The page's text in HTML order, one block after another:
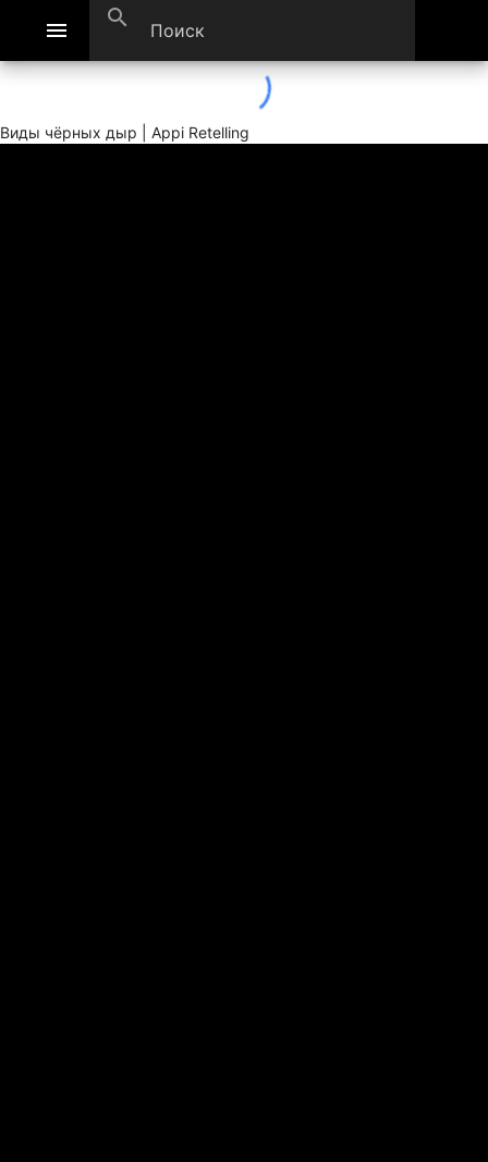
menu search
Виды чёрных дыр | Appi Retelling